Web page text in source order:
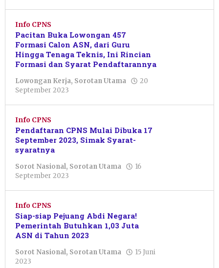
Info CPNS
Pacitan Buka Lowongan 457
Formasi Calon ASN, dari Guru
Hingga Tenaga Teknis, Ini Rincian
Formasi dan Syarat Pendaftarannya
Lowongan Kerja, Sorotan Utama
20
September 2023
Info CPNS
Pendaftaran CPNS Mulai Dibuka 17
September 2023, Simak Syarat-
syaratnya
Sorot Nasional, Sorotan Utama
16
September 2023
Info CPNS
Siap-siap Pejuang Abdi Negara!
Pemerintah Butuhkan 1,03 Juta
ASN di Tahun 2023
Sorot Nasional, Sorotan Utama
15 Juni
2023